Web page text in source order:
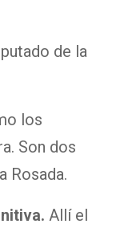
de la
los
Son dos
Rosada.
Allí el